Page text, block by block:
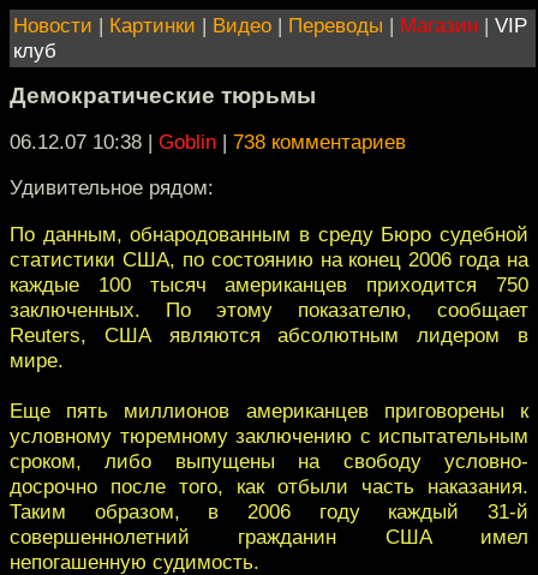
Новости | Картинки | Видео | Переводы | Магазин | VIP
клуб
Демократические тюрьмы
06.12.07 10:38 | Goblin | 738 комментариев
Удивительное рядом:
По данным, обнародованным в среду Бюро судебной
статистики США, по состоянию на конец 2006 года на
каждые 100 тысяч американцев приходится 750
заключенных. По этому показателю, сообщает
Reuters, США являются абсолютным лидером в
мире.
Еще пять миллионов американцев приговорены к
условному тюремному заключению с испытательным
сроком, либо выпущены на свободу условно-
досрочно после того, как отбыли часть наказания.
Таким образом, в 2006 году каждый 31-й
совершеннолетний гражданин США имел
непогашенную судимость.